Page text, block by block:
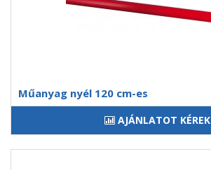
Műanyag nyél 120 cm-es
AJÁNLATOT KÉREK